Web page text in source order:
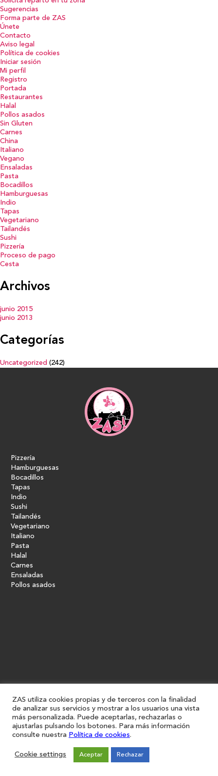
Sugerencias
Forma parte de ZAS
Únete
Contacto
Aviso legal
Política de cookies
Iniciar sesión
Mi perfil
Registro
Portada
Restaurantes
Halal
Pollos asados
Sin Gluten
Carnes
China
Italiano
Vegano
Ensaladas
Pasta
Bocadillos
Hamburguesas
Indio
Tapas
Vegetariano
Tailandés
Sushi
Pizzería
Proceso de pago
Cesta
Archivos
junio 2015
junio 2013
Categorías
Uncategorized (242)
Pizzería
Hamburguesas
Bocadillos
Tapas
Indio
Sushi
Tailandés
Vegetariano
Italiano
Pasta
Halal
Carnes
Ensaladas
Pollos asados
ZAS utiliza cookies propias y de terceros con la finalidad
de analizar sus servicios y mostrar a los usuarios una vista
más personalizada. Puede aceptarlas, rechazarlas o
ajustarlas pulsando los botones. Para más información
consulte nuestra Política de cookies.
Cookie settings Aceptar Rechazar